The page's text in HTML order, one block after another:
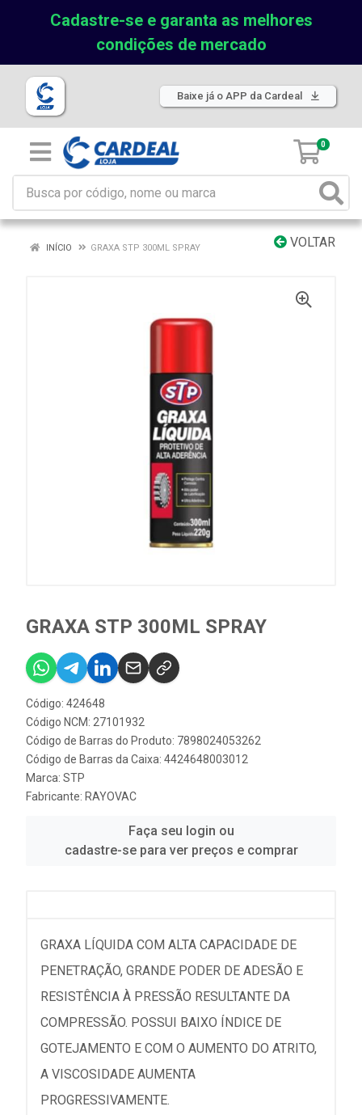
Cadastre-se e garanta as melhores
condições de mercado
Baixe já o APP da Cardeal
0
VOLTAR
INÍCIO GRAXA STP 300ML SPRAY
GRAXA STP 300ML SPRAY
Código: 424648
Código NCM: 27101932
Código de Barras do Produto: 7898024053262
Código de Barras da Caixa: 4424648003012
Marca: STP
Fabricante: RAYOVAC
Faça seu login ou
cadastre-se para ver preços e comprar
GRAXA LÍQUIDA COM ALTA CAPACIDADE DE
PENETRAÇÃO, GRANDE PODER DE ADESÃO E
RESISTÊNCIA À PRESSÃO RESULTANTE DA
COMPRESSÃO. POSSUI BAIXO ÍNDICE DE
GOTEJAMENTO E COM O AUMENTO DO ATRITO,
A VISCOSIDADE AUMENTA
PROGRESSIVAMENTE.